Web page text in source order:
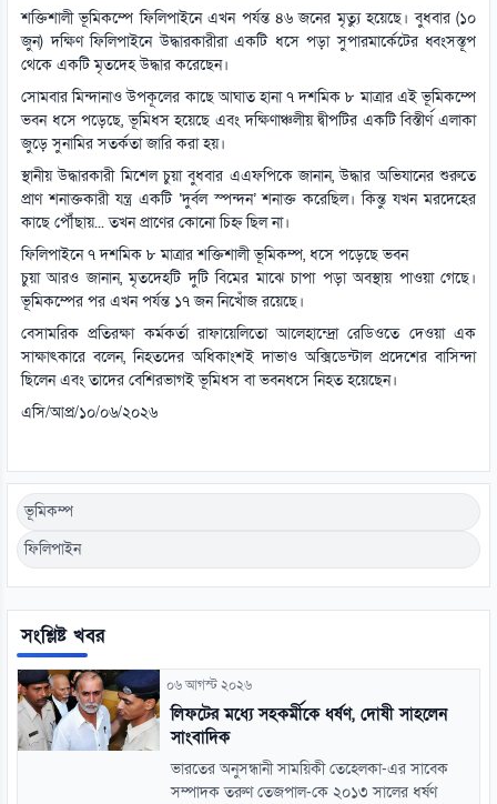
শক্তিশালী ভূমিকম্পে ফিলিপাইনে এখন পর্যন্ত ৪৬ জনের মৃত্যু হয়েছে। বুধবার (১০
জুন) দক্ষিণ ফিলিপাইনে উদ্ধারকারীরা একটি ধসে পড়া সুপারমার্কেটের ধ্বংসস্তূপ
থেকে একটি মৃতদেহ উদ্ধার করেছেন।
সোমবার মিন্দানাও উপকূলের কাছে আঘাত হানা ৭ দশমিক ৮ মাত্রার এই ভূমিকম্পে
ভবন ধসে পড়েছে, ভূমিধস হয়েছে এবং দক্ষিণাঞ্চলীয় দ্বীপটির একটি বিস্তীর্ণ এলাকা
জুড়ে সুনামির সতর্কতা জারি করা হয়।
স্থানীয় উদ্ধারকারী মিশেল চুয়া বুধবার এএফপিকে জানান, উদ্ধার অভিযানের শুরুতে
প্রাণ শনাক্তকারী যন্ত্র একটি ‌‌‘দুর্বল স্পন্দন’ শনাক্ত করেছিল। কিন্তু যখন মরদেহের
কাছে পৌঁছায়... তখন প্রাণের কোনো চিহ্ন ছিল না।
ফিলিপাইনে ৭ দশমিক ৮ মাত্রার শক্তিশালী ভূমিকম্প, ধসে পড়েছে ভবন
চুয়া আরও জানান, মৃতদেহটি দুটি বিমের মাঝে চাপা পড়া অবস্থায় পাওয়া গেছে।
ভূমিকম্পের পর এখন পর্যন্ত ১৭ জন নিখোঁজ রয়েছে।
বেসামরিক প্রতিরক্ষা কর্মকর্তা রাফায়েলিতো আলেহান্দ্রো রেডিওতে দেওয়া এক
সাক্ষাৎকারে বলেন, নিহতদের অধিকাংশই দাভাও অক্সিডেন্টাল প্রদেশের বাসিন্দা
ছিলেন এবং তাদের বেশিরভাগই ভূমিধস বা ভবনধসে নিহত হয়েছেন।
এসি/আপ্র/১০/০৬/২০২৬
ভূমিকম্প
ফিলিপাইন
সংশ্লিষ্ট খবর
০৬ আগস্ট ২০২৬
লিফটের মধ্যে সহকর্মীকে ধর্ষণ, দোষী সাহলেন
সাংবাদিক
ভারতের অনুসন্ধানী সাময়িকী তেহেলকা-এর সাবেক
সম্পাদক তরুণ তেজপাল-কে ২০১৩ সালের ধর্ষণ